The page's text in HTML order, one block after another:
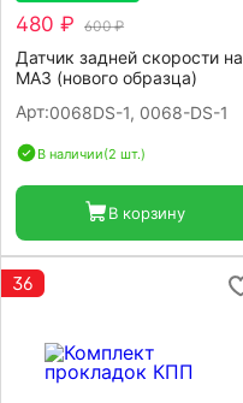
480 ₽ 600 ₽
Датчик задней скорости на
МАЗ (нового образца)
Арт:0068DS-1, 0068-DS-1
В наличии(2 шт.)
В корзину
36